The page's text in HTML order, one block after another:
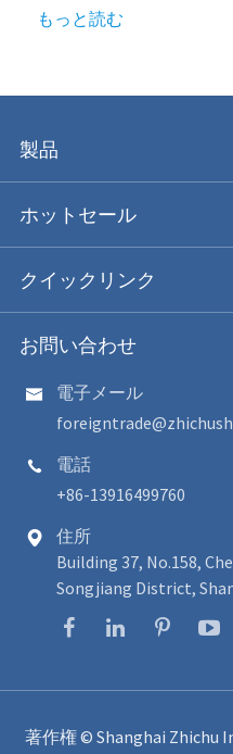
もっと読む
製品
ホットセール
クイックリンク
お問い合わせ

電子メール

電話
+86-13916499760

住所
Building 37, No.158,
Songjiang District,
著作権 © Shanghai Zhichu